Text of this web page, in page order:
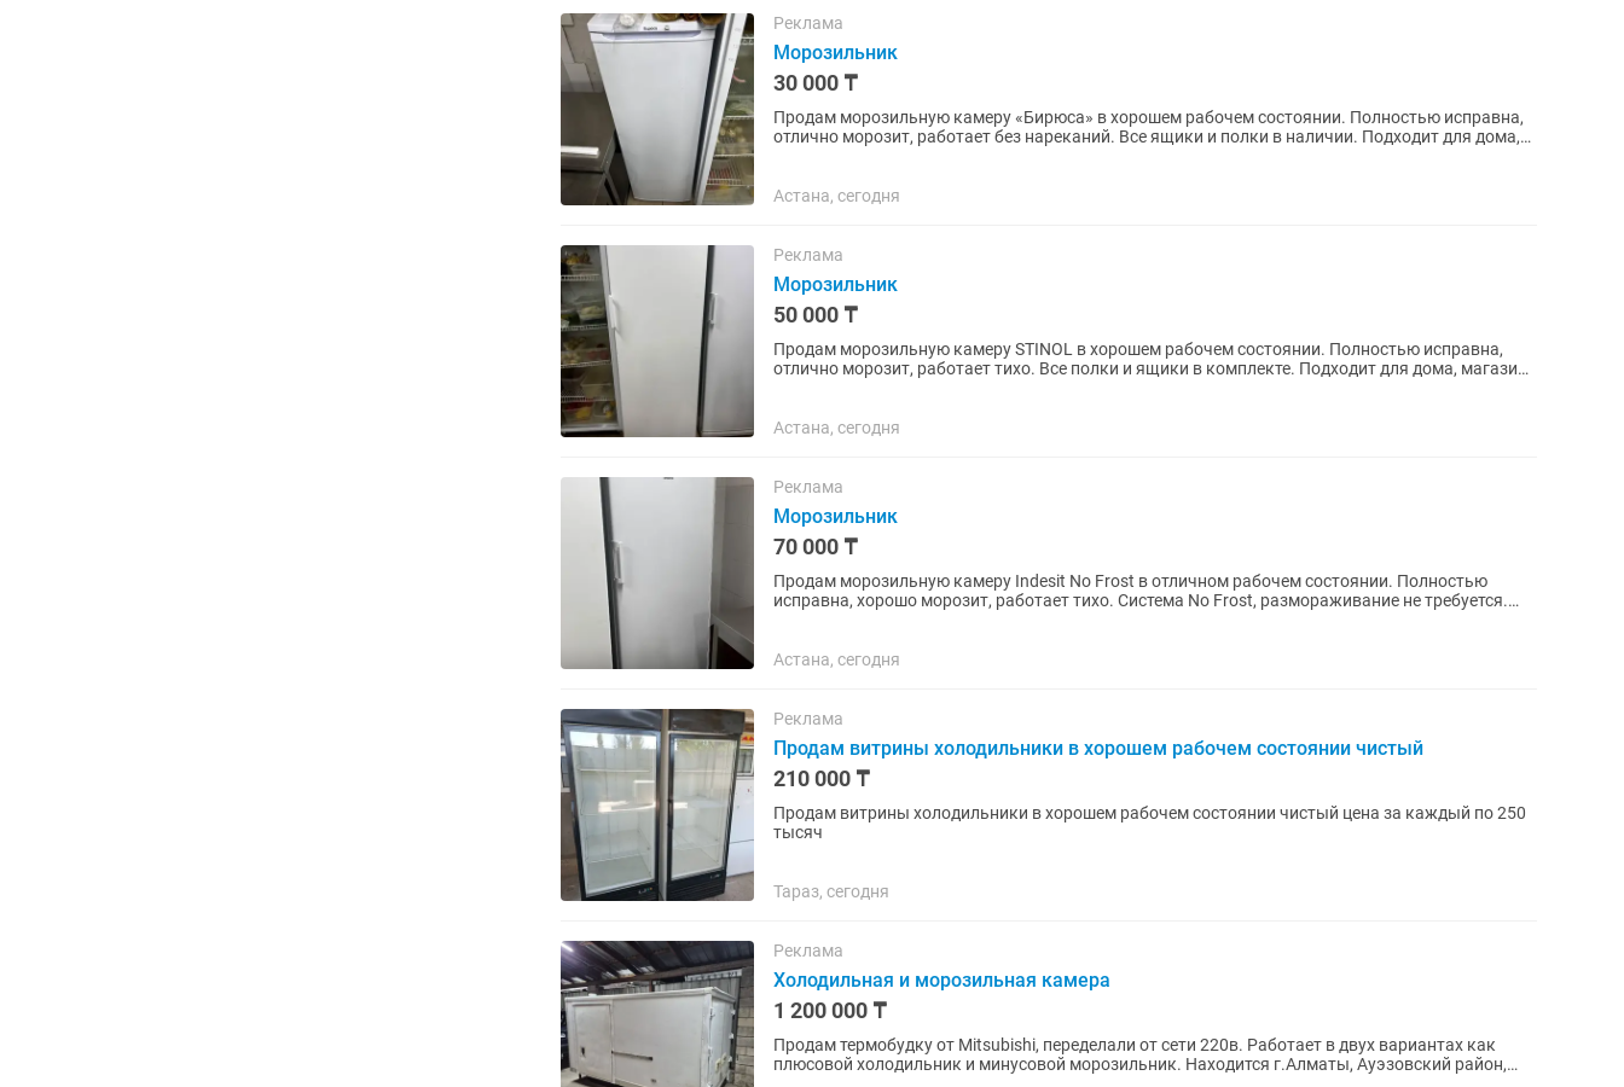
Реклама
Морозильник
30 000 ₸
Продам морозильную камеру «Бирюса» в хорошем рабочем состоянии. Полностью исправна,
отлично морозит, работает без нареканий. Все ящики и полки в наличии. Подходит для дома,
Астана, сегодня
Реклама
Морозильник
50 000 ₸
Продам морозильную камеру STINOL в хорошем рабочем состоянии. Полностью исправна,
отлично морозит, работает тихо. Все полки и ящики в комплекте. Подходит для дома, магазина
Астана, сегодня
Реклама
Морозильник
70 000 ₸
Продам морозильную камеру Indesit No Frost в отличном рабочем состоянии. Полностью
исправна, хорошо морозит, работает тихо. Система No Frost, размораживание не требуется.
Астана, сегодня
Реклама
Продам витрины холодильники в хорошем рабочем состоянии чистый
210 000 ₸
Продам витрины холодильники в хорошем рабочем состоянии чистый цена за каждый по 250
тысяч
Тараз, сегодня
Реклама
Холодильная и морозильная камера
1 200 000 ₸
Продам термобудку от Mitsubishi, переделали от сети 220в. Работает в двух вариантах как
плюсовой холодильник и минусовой морозильник. Находится г.Алматы, Ауэзовский район,